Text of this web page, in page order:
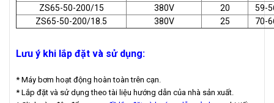
ZS65-50-200/15
380V 20
59-
ZS65-50-200/18.5
380V 25 70-
Lưu ý khi lắp đặt và sử dụng:
* Máy bơm hoạt động hoàn toàn trên cạn.
* Lắp đặt và sử dụng theo tài liệu hướng dẫn của nhà sản xuất.